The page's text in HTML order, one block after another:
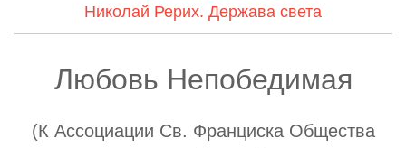
Николай Рерих. Держава света
Любовь Непобедимая
(К Ассоциации Св. Франциска Общества